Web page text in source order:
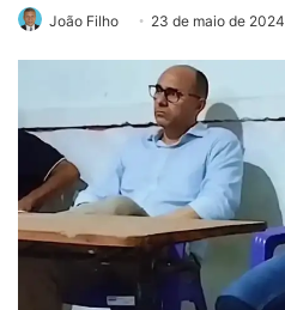
João Filho 23 de maio de 2024